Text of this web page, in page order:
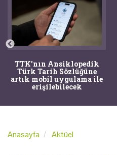
TTK'nın Ansiklopedik
Türk Tarih Sözlüğüne
artık mobil uygulama ile
erişilebilecek
Anasayfa Aktüel